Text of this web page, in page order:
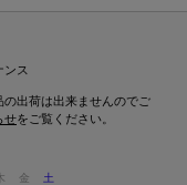
ンス
の出荷は出来ませんのでご
せをご覧ください。
金
土